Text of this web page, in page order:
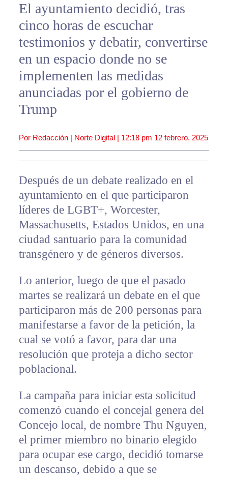
El ayuntamiento decidió, tras
cinco horas de escuchar
testimonios y debatir, convertirse
en un espacio donde no se
implementen las medidas
anunciadas por el gobierno de
Trump
Por Redacción | Norte Digital | 12:18 pm 12 febrero, 2025
Después de un debate realizado en el
ayuntamiento en el que participaron
líderes de LGBT+, Worcester,
Massachusetts, Estados Unidos, en una
ciudad santuario para la comunidad
transgénero y de géneros diversos.
Lo anterior, luego de que el pasado
martes se realizará un debate en el que
participaron más de 200 personas para
manifestarse a favor de la petición, la
cual se votó a favor, para dar una
resolución que proteja a dicho sector
poblacional.
La campaña para iniciar esta solicitud
comenzó cuando el concejal genera del
Concejo local, de nombre Thu Nguyen,
el primer miembro no binario elegido
para ocupar ese cargo, decidió tomarse
un descanso, debido a que se